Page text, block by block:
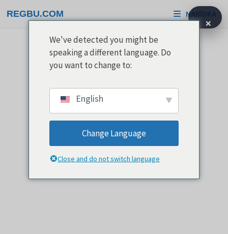
na
REGBU.COM NABÍDKA
×
We've detected you might be
speaking a different language. Do
you want to change to:
English
Change Language
Close and do not switch language